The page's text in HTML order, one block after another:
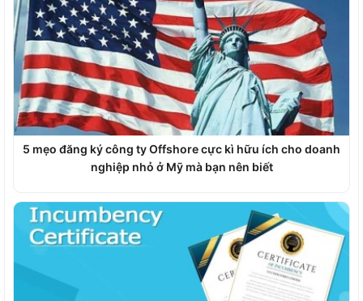
5 mẹo đăng ký công ty Offshore cực kì hữu ích cho doanh
nghiệp nhỏ ở Mỹ mà bạn nên biết